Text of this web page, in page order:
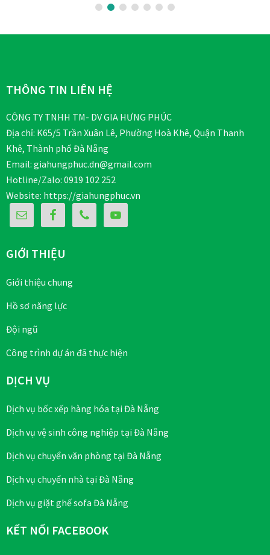
Footer
THÔNG TIN LIÊN HỆ
CÔNG TY TNHH TM- DV GIA HƯNG PHÚC
Địa chỉ: K65/5 Trần Xuân Lê, Phường Hoà Khê, Quận Thanh
Khê, Thành phố Đà Nẵng
Email: giahungphuc.dn@gmail.com
Hotline/Zalo: 0919 102 252
Website: https://giahungphuc.vn
GIỚI THIỆU
Giới thiệu chung
Hồ sơ năng lực
Đội ngũ
Công trình dự án đã thực hiện
DỊCH VỤ
Dịch vụ bốc xếp hàng hóa tại Đà Nẵng
Dịch vụ vệ sinh công nghiệp tại Đà Nẵng
Dịch vụ chuyển văn phòng tại Đà Nẵng
Dịch vụ chuyển nhà tại Đà Nẵng
Dịch vụ giặt ghế sofa Đà Nẵng
KẾT NỐI FACEBOOK